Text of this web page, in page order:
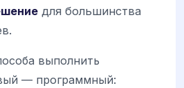
для большинства
выполнить
— программный: